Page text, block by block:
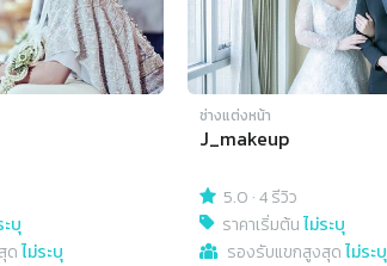
บุ
ดไม่ระบุ
ช่างแต่งหน้า
J_makeup
5.0 ·4 รีวิว
ราคาเริ่มต้นไม่ระบุ
รองรับแขกสูงสุดไม่ระบุ